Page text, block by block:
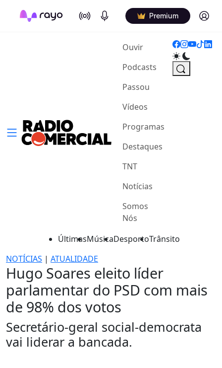
On Air Podcasts Premium Log in
Ouvir(current)
Podcasts
Passou
Vídeos
Programas
Destaques
TNT
Notícias
Somos
Nós
ÚltimasMúsicaDesportoTrânsito
NOTÍCIAS | ATUALIDADE
Hugo Soares eleito líder
parlamentar do PSD com mais
de 98% dos votos
Secretário-geral social-democrata
vai liderar a bancada.